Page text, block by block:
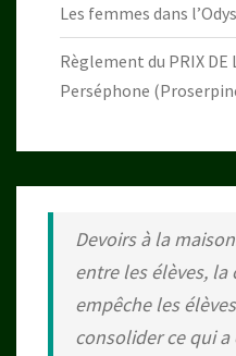
Les femmes dans
Règlement du PRIX DE
Perséphone
Devoirs à la
entre les élèves, la
empêche les
consolider ce qui a